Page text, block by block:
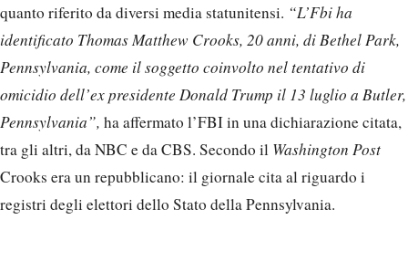
quanto riferito da diversi media statunitensi. “L’Fbi ha
identificato Thomas Matthew Crooks, 20 anni, di Bethel Park,
Pennsylvania, come il soggetto coinvolto nel tentativo di
omicidio dell’ex presidente Donald Trump il 13 luglio a Butler,
Pennsylvania”, ha affermato l’FBI in una dichiarazione citata,
tra gli altri, da NBC e da CBS. Secondo il Washington Post
Crooks era un repubblicano: il giornale cita al riguardo i
registri degli elettori dello Stato della Pennsylvania.